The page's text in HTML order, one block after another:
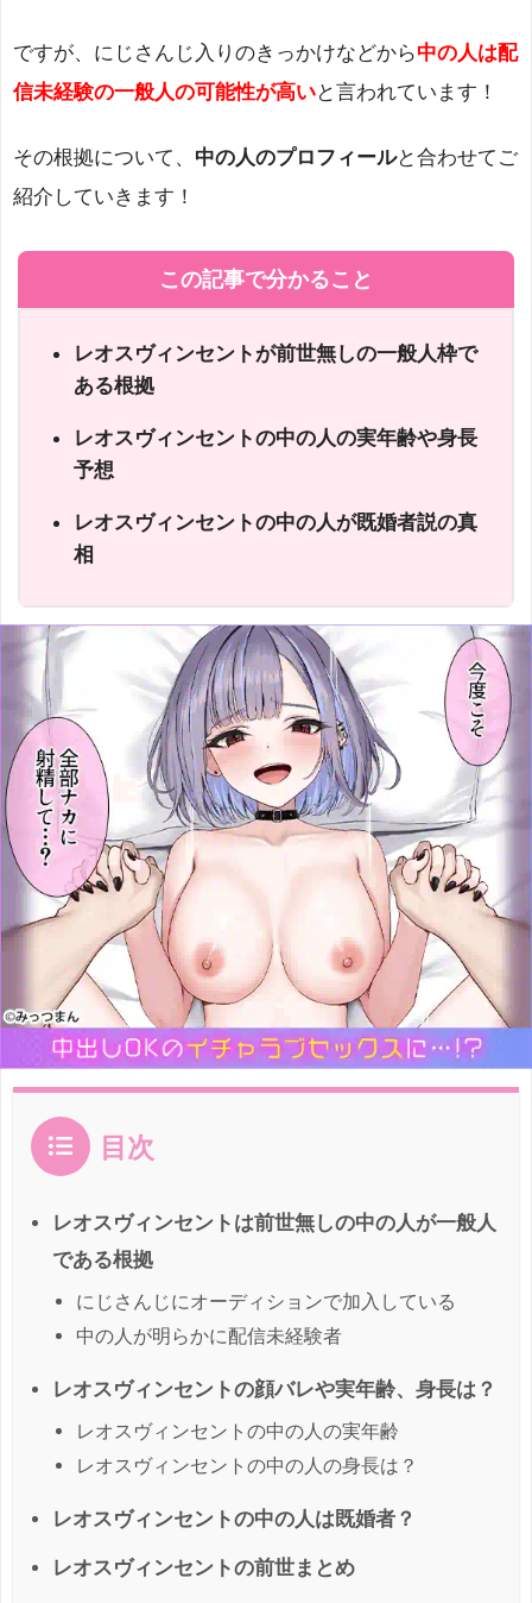
ですが、にじさんじ入りのきっかけなどから中の人は配
信未経験の一般人の可能性が高いと言われています！
その根拠について、 中の人のプロフィールと合わせてご
紹介していきます！
この記事で分かること
レオスヴィンセントが前世無しの一般人枠で
ある根拠
レオスヴィンセントの中の人の実年齢や身長
予想
レオスヴィンセントの中の人が既婚者説の真
相
目次
レオスヴィンセントは前世無しの中の人が一般人
である根拠
にじさんじにオーディションで加入している
中の人が明らかに配信未経験者
レオスヴィンセントの顔バレや実年齢、身長は？
レオスヴィンセントの中の人の実年齢
レオスヴィンセントの中の人の身長は？
レオスヴィンセントの中の人は既婚者？
レオスヴィンセントの前世まとめ